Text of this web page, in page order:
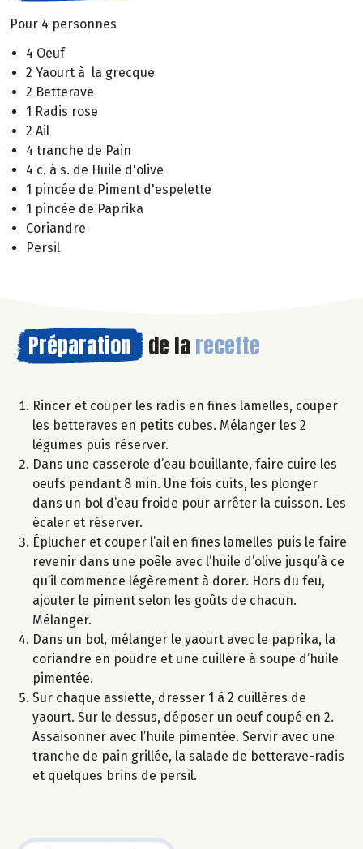
Pour 4 personnes
4 Oeuf
2 Yaourt à la grecque
2 Betterave
1 Radis rose
2 Ail
4 tranche de Pain
4 c. à s. de Huile d'olive
1 pincée de Piment d'espelette
1 pincée de Paprika
Coriandre
Persil
Préparation de la recette
Rincer et couper les radis en fines lamelles, couper
les betteraves en petits cubes. Mélanger les 2
légumes puis réserver.
Dans une casserole d’eau bouillante, faire cuire les
oeufs pendant 8 min. Une fois cuits, les plonger
dans un bol d’eau froide pour arrêter la cuisson. Les
écaler et réserver.
Éplucher et couper l’ail en fines lamelles puis le faire
revenir dans une poêle avec l’huile d’olive jusqu’à ce
qu’il commence légèrement à dorer. Hors du feu,
ajouter le piment selon les goûts de chacun.
Mélanger.
Dans un bol, mélanger le yaourt avec le paprika, la
coriandre en poudre et une cuillère à soupe d’huile
pimentée.
Sur chaque assiette, dresser 1 à 2 cuillères de
yaourt. Sur le dessus, déposer un oeuf coupé en 2.
Assaisonner avec l’huile pimentée. Servir avec une
tranche de pain grillée, la salade de betterave-radis
et quelques brins de persil.